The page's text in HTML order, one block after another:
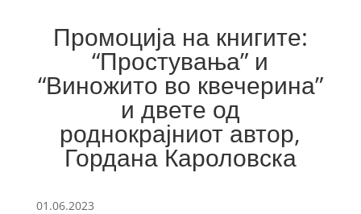
Промоција на книгите:
“Простувања” и
“Виножито во квечерина”
и двете од
роднокрајниот автор,
Гордана Кароловска
01.06.2023